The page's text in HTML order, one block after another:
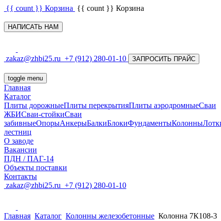
{{ count }} Корзина {{ count }} Корзина
НАПИСАТЬ НАМ
zakaz@zhbi25.ru +7 (912) 280-01-10 ЗАПРОСИТЬ ПРАЙС
toggle menu
Главная
Каталог
Плиты дорожныеПлиты перекрытияПлиты аэродромныеСваи
ЖБИСваи-стойкиСваи
забивныеОпорыАнкерыБалкиБлокиФундаментыКолонны
лестниц
О заводе
Вакансии
ПДН / ПАГ-14
Объекты поставки
Контакты
zakaz@zhbi25.ru +7 (912) 280-01-10
Главная Каталог Колонны железобетонные Колонна 7К108-3